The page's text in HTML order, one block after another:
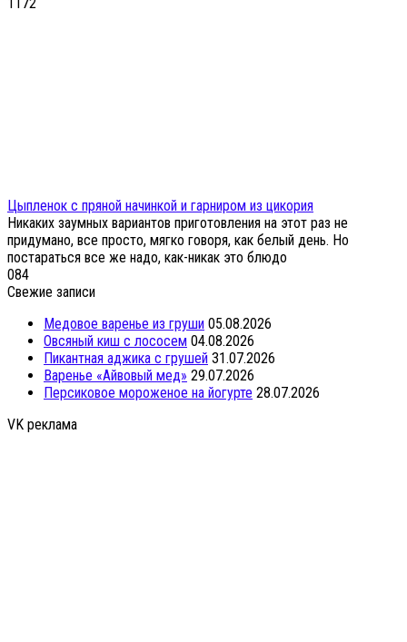
Цыпленок с пряной начинкой и гарниром из цикория
Никаких заумных вариантов приготовления на этот раз не
придумано, все просто, мягко говоря, как белый день. Но
постараться все же надо, как-никак это блюдо
084
Свежие записи
Медовое варенье из груши 05.08.2026
Овсяный киш с лососем 04.08.2026
Пикантная аджика с грушей 31.07.2026
Варенье «Айвовый мед» 29.07.2026
Персиковое мороженое на йогурте 28.07.2026
VK реклама